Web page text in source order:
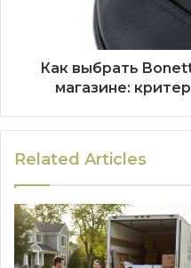
Как выбрать
магазине:
Related Articles